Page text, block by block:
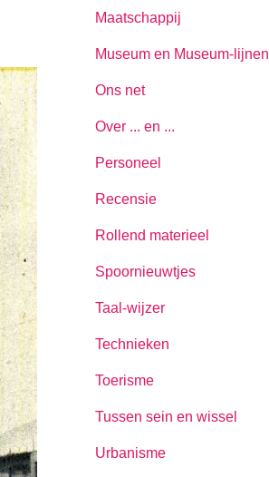
Maatschappij
Museum en Museum-lijnen
Ons net
Over ... en ...
Personeel
Recensie
Rollend materieel
Spoornieuwtjes
Taal-wijzer
Technieken
Toerisme
Tussen sein en wissel
Urbanisme